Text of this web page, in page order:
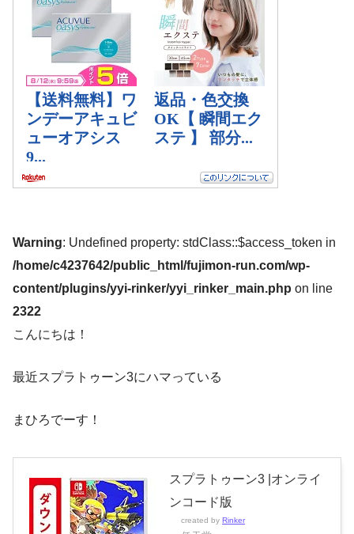
Warning: Undefined property: stdClass::$access_token in
/home/c4237642/public_html/fujimon-run.com/wp-
content/plugins/yyi-rinker/yyi_rinker_main.php on line
2322
こんにちは！
最近スプラトゥーン3にハマっている
まひろでーす！
スプラトゥーン3 |オンライ
ンコード版
created by Rinker